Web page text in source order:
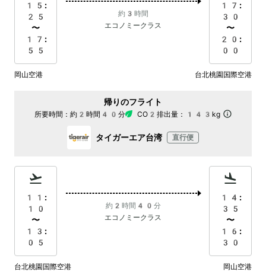
15:
25
〜
17:
55
約3時間
エコノミークラス
17:
30
〜
20:
00
岡山空港 台北桃園国際空港
帰りのフライト
所要時間： 約2時間40分 CO2排出量： 143kg
タイガーエア台湾 直行便
11:
10
〜
13:
05
約2時間40分
エコノミークラス
14:
35
〜
16:
30
台北桃園国際空港 岡山空港